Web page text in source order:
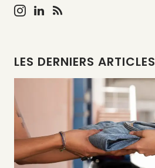
LES DERNIERS ARTICLES